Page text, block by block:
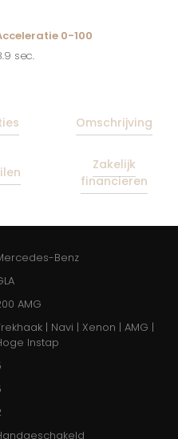
0-100
sec.
Omschrijving
Zakelijk
financieren
Benz
AMG
| Navi | Xenon | AMG |
Instap